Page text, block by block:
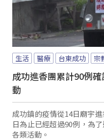
生活 醫療 台東成功 宗
成功進香團累計90例
動
成功鎮的疫情從14日廟宇
日為止已經超過90例，為
各類活動。